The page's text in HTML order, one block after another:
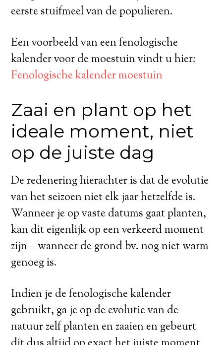
eerste stuifmeel van de populieren.
Een voorbeeld van een fenologische
kalender voor de moestuin vindt u hier:
Fenologische kalender moestuin
Zaai en plant op het
ideale moment, niet
op de juiste dag
De redenering hierachter is dat de evolutie
van het seizoen niet elk jaar hetzelfde is.
Wanneer je op vaste datums gaat planten,
kan dit eigenlijk op een verkeerd moment
zijn – wanneer de grond bv. nog niet warm
genoeg is.
Indien je de fenologische kalender
gebruikt, ga je op de evolutie van de
natuur zelf planten en zaaien en gebeurt